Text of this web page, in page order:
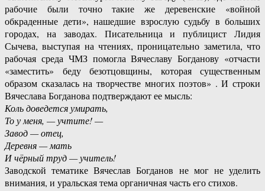
рабочие были точно такие же деревенские «войной
обкраденные дети», нашедшие взрослую судьбу в больших
городах, на заводах. Писательница и публицист Лидия
Сычева, выступая на чтениях, проницательно заметила, что
рабочая среда ЧМЗ помогла Вячеславу Богданову «отчасти
«заместить» беду безотцовщины, которая существенным
образом сказалась на творчестве многих поэтов» . И строки
Вячеслава Богданова подтверждают ее мысль:
Коль доведется умирать,
То у меня, — учтите! —
Завод — отец,
Деревня — мать
И чёрный труд — учитель!
Заводской тематике Вячеслав Богданов не мог не уделить
внимания, и уральская тема органичная часть его стихов.